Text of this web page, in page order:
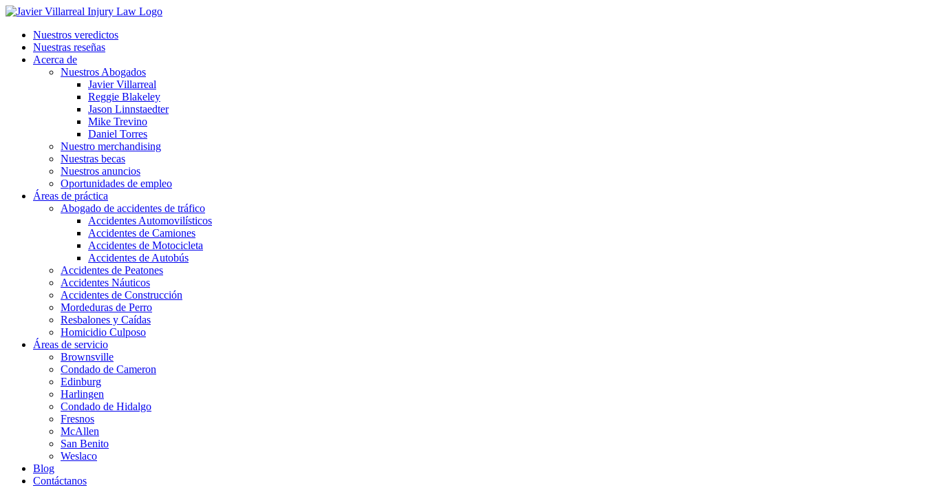
Nuestros veredictos
Nuestras reseñas
Acerca de
Nuestros Abogados
Javier Villarreal
Reggie Blakeley
Jason Linnstaedter
Mike Trevino
Daniel Torres
Nuestro merchandising
Nuestras becas
Nuestros anuncios
Oportunidades de empleo
Áreas de práctica
Abogado de accidentes de tráfico
Accidentes Automovilísticos
Accidentes de Camiones
Accidentes de Motocicleta
Accidentes de Autobús
Accidentes de Peatones
Accidentes Náuticos
Accidentes de Construcción
Mordeduras de Perro
Resbalones y Caídas
Homicidio Culposo
Áreas de servicio
Brownsville
Condado de Cameron
Edinburg
Harlingen
Condado de Hidalgo
Fresnos
McAllen
San Benito
Weslaco
Blog
Contáctanos